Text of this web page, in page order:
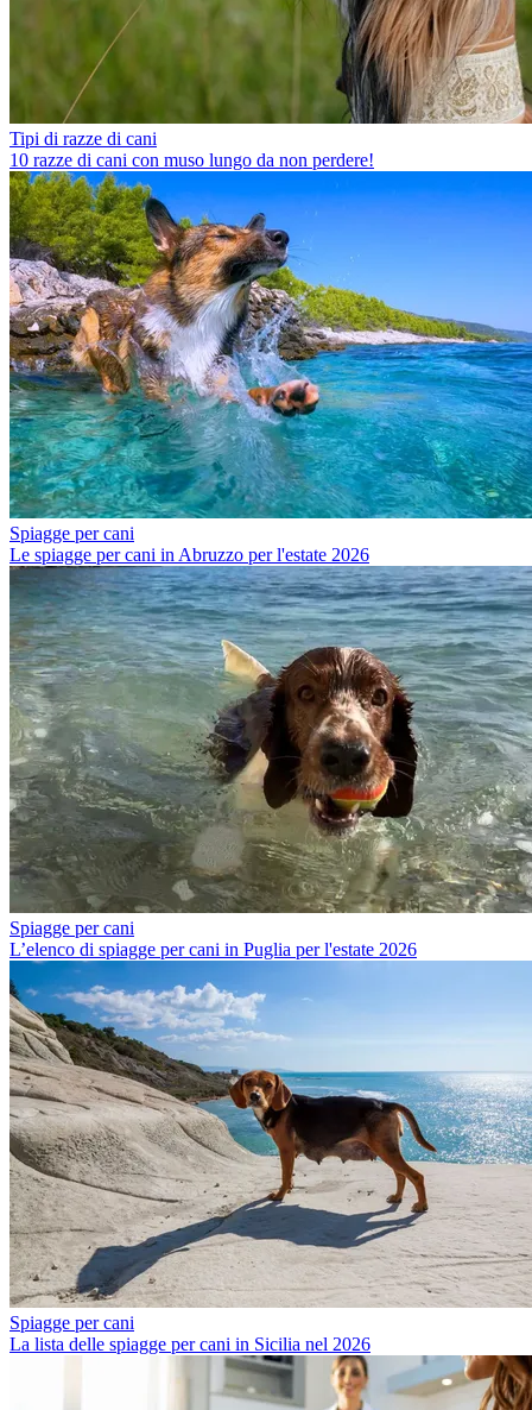
Tipi di razze di cani
10 razze di cani con muso lungo da non perdere!
Spiagge per cani
Le spiagge per cani in Abruzzo per l'estate 2026
Spiagge per cani
L’elenco di spiagge per cani in Puglia per l'estate 2026
Spiagge per cani
La lista delle spiagge per cani in Sicilia nel 2026